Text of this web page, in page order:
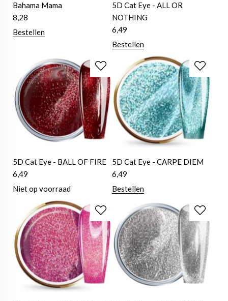
Bahama Mama
8,28
Bestellen
5D Cat Eye - ALL OR
NOTHING
6,49
Bestellen
5D Cat Eye - BALL OF FIRE
6,49
Niet op voorraad
5D Cat Eye - CARPE DIEM
6,49
Bestellen